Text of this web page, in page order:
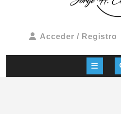
Acceder / Registro